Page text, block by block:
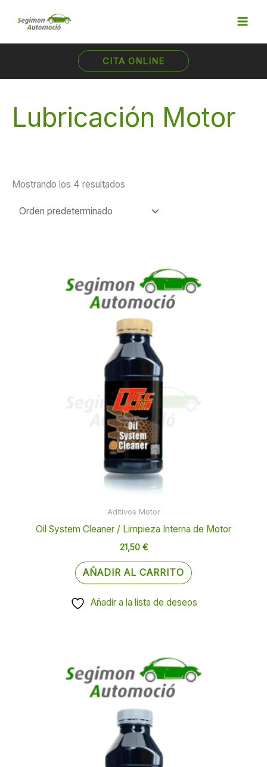
contenido
CITA ONLINE
Lubricación Motor
Mostrando los 4 resultados
Aditivos Motor
Oil System Cleaner / Limpieza Interna de Motor
21,50 €
AÑADIR AL CARRITO
Añadir a la lista de deseos